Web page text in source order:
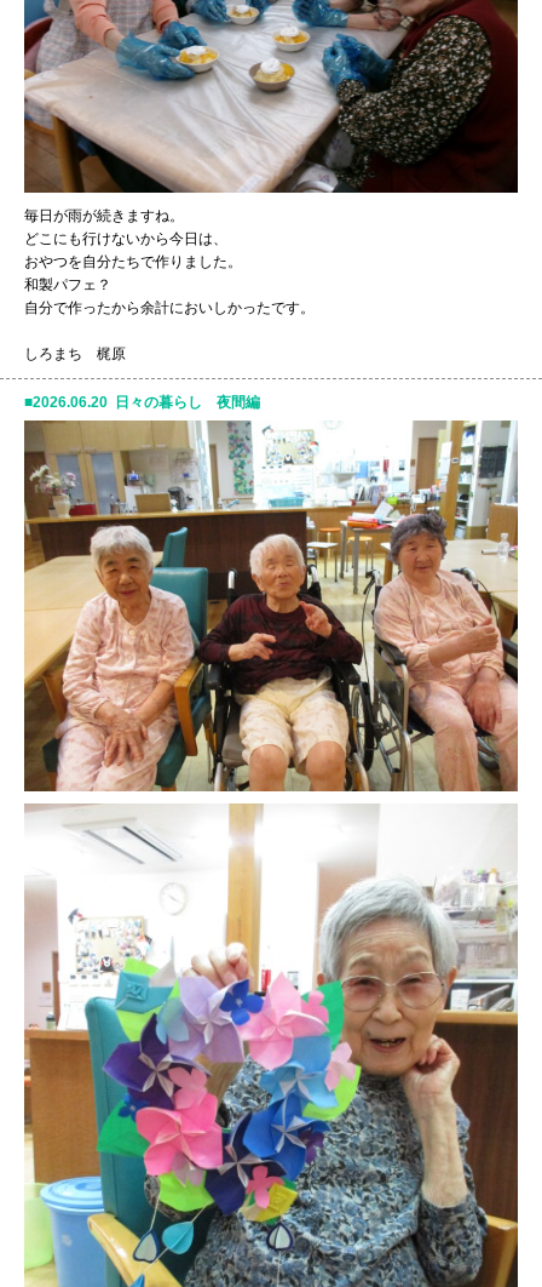
毎日が雨が続きますね。
どこにも行けないから今日は、
おやつを自分たちで作りました。
和製パフェ？
自分で作ったから余計においしかったです。
しろまち 梶原
2026.06.20 日々の暮らし 夜間編